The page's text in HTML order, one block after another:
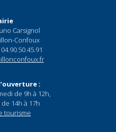
Carsignol
Confoux
:
de 9h à 12h,
14h à 17h
tourisme